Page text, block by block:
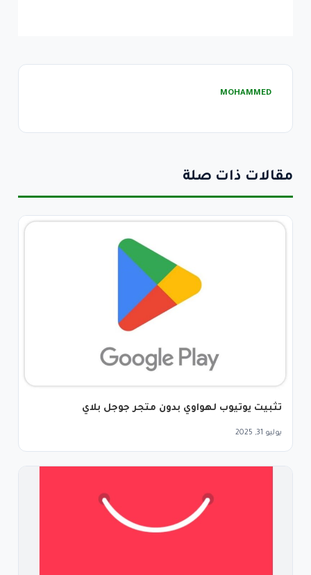
MOHAMMED
مقالات ذات صلة
تثبيت يوتيوب لهواوي بدون متجر جوجل بلاي
يوليو 31, 2025